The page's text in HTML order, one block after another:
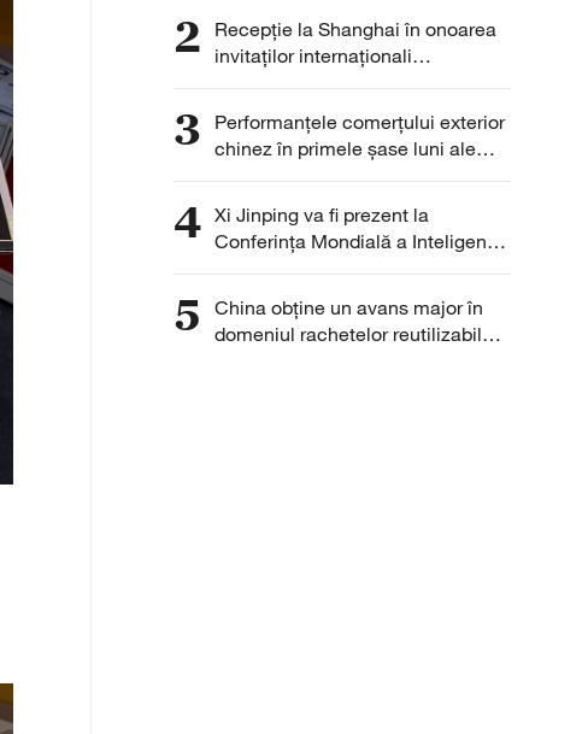
2
Recepție la Shanghai în onoarea
invitaților internaționali
participanți la WAIC 2026
3
Performanțele comerțului exterior
chinez în primele șase luni ale
anului 2026
4 Xi Jinping va fi prezent la
Conferința Mondială a Inteligenței
Artificiale 2026
5
China obține un avans major în
domeniul rachetelor reutilizabile